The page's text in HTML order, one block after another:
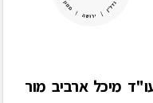
מיכל ארביב מור